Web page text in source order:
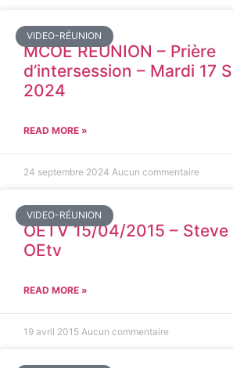
VIDEO-RÉUNION
MCOE REUNION – Prière
d’intersession – Mardi 17
2024
READ MORE »
24 septembre 2024 Aucun commentaire
VIDEO-RÉUNION
OETV 15/04/2015 – Steve
OEtv
READ MORE »
19 avril 2015 Aucun commentaire